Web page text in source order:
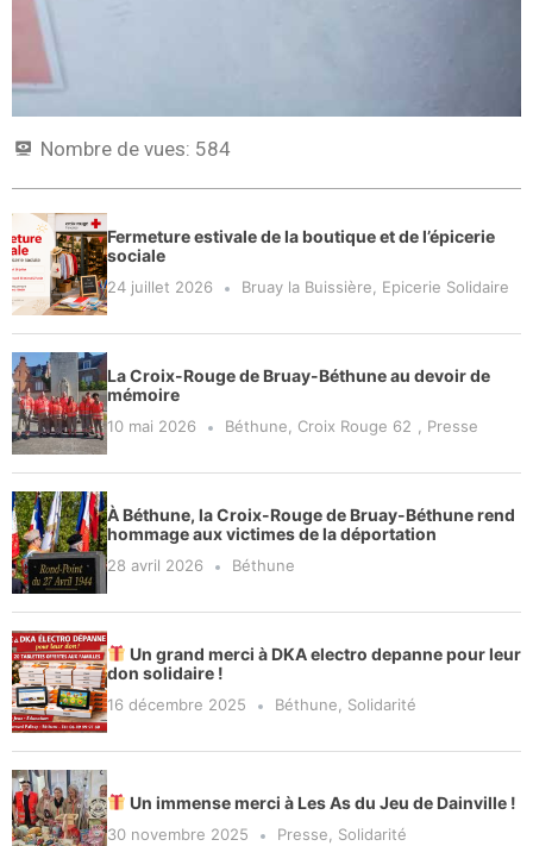
Nombre de vues: 584
Fermeture estivale de la boutique et de l’épicerie
sociale
24 juillet 2026 Bruay la Buissière Epicerie Solidaire
La Croix-Rouge de Bruay-Béthune au devoir de
mémoire
10 mai 2026 Béthune Croix Rouge 62 Presse
À Béthune, la Croix-Rouge de Bruay-Béthune rend
hommage aux victimes de la déportation
28 avril 2026 Béthune
Un grand merci à DKA electro depanne pour leur
don solidaire !
16 décembre 2025 Béthune Solidarité
Un immense merci à Les As du Jeu de Dainville !
30 novembre 2025 Presse Solidarité